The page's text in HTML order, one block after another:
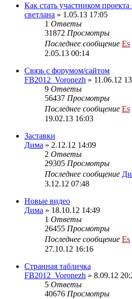
Как стать участником
светлана » 1.05.13 17:05
1 Ответы
31872 Просмотры
Последнее сообщение Es
2.05.13 00:14
Cвязь с форумом/сайтом
FB2012_Voronezh » 11.06.12
9 Ответы
56437 Просмотры
Последнее сообщение Es
19.02.13 16:03
Заставки
Дима » 2.12.12 14:09
2 Ответы
29305 Просмотры
Последнее сообщение
3.12.12 07:48
Новые видео
Дима » 18.10.12 14:49
1 Ответы
26455 Просмотры
Последнее сообщение Es
27.10.12 16:16
Странная табличка
FB2012_Voronezh » 8.09.12
5 Ответы
40676 Просмотры